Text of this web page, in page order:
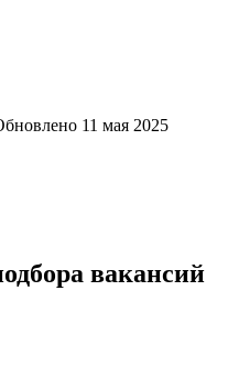
11 мая 2025
вакансий